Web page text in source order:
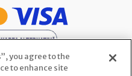
you agree to the
to enhance site